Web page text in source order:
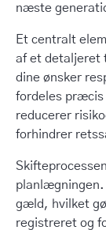
næste
Et centralt
af et detaljeret
dine ønsker
fordeles præcis
reducerer
forhindrer
planlægningen.
gæld, hvilket
registreret og